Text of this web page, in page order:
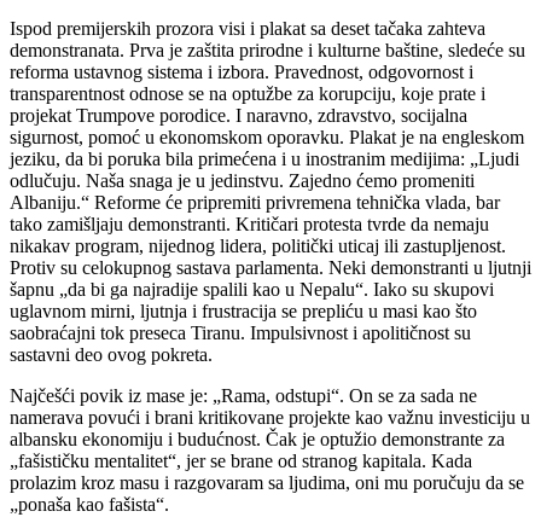
Ispod premijerskih prozora visi i plakat sa deset tačaka zahteva
demonstranata. Prva je zaštita prirodne i kulturne baštine, sledeće su
reforma ustavnog sistema i izbora. Pravednost, odgovornost i
transparentnost odnose se na optužbe za korupciju, koje prate i
projekat Trumpove porodice. I naravno, zdravstvo, socijalna
sigurnost, pomoć u ekonomskom oporavku. Plakat je na engleskom
jeziku, da bi poruka bila primećena i u inostranim medijima: „Ljudi
odlučuju. Naša snaga je u jedinstvu. Zajedno ćemo promeniti
Albaniju.“ Reforme će pripremiti privremena tehnička vlada, bar
tako zamišljaju demonstranti. Kritičari protesta tvrde da nemaju
nikakav program, nijednog lidera, politički uticaj ili zastupljenost.
Protiv su celokupnog sastava parlamenta. Neki demonstranti u ljutnji
šapnu „da bi ga najradije spalili kao u Nepalu“. Iako su skupovi
uglavnom mirni, ljutnja i frustracija se prepliću u masi kao što
saobraćajni tok preseca Tiranu. Impulsivnost i apolitičnost su
sastavni deo ovog pokreta.
Najčešći povik iz mase je: „Rama, odstupi“. On se za sada ne
namerava povući i brani kritikovane projekte kao važnu investiciju u
albansku ekonomiju i budućnost. Čak je optužio demonstrante za
„fašističku mentalitet“, jer se brane od stranog kapitala. Kada
prolazim kroz masu i razgovaram sa ljudima, oni mu poručuju da se
„ponaša kao fašista“.